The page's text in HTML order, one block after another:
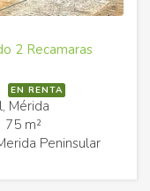
2 Recamaras
EN RENTA
Mérida
75 m²
Peninsular